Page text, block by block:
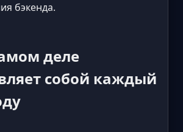
бэкенда.
деле
собой каждый